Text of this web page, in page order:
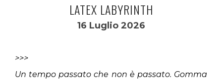
LATEX LABYRINTH
16 Luglio 2026
>>>
Un tempo passato che non è passato. Gomma